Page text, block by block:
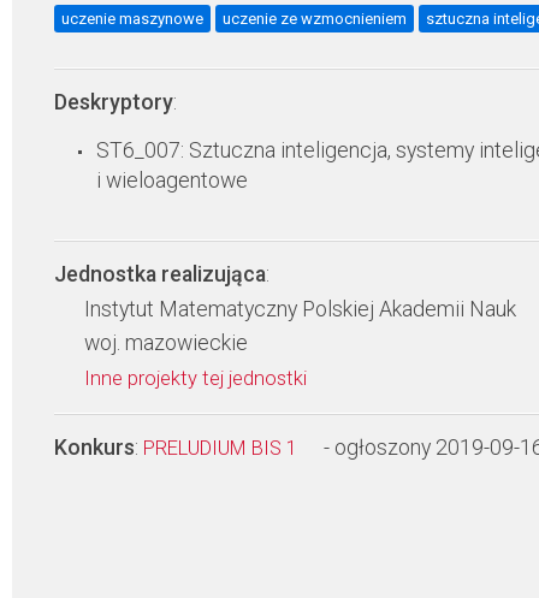
uczenie maszynowe uczenie ze wzmocnieniem sztuczna
Deskryptory:
ST6_007: Sztuczna inteligencja, systemy
i wieloagentowe
Jednostka realizująca:
Instytut Matematyczny Polskiej Akademii Nauk
woj. mazowieckie
Inne projekty tej jednostki
Konkurs: PRELUDIUM BIS 1 - ogłoszony 2019-09-